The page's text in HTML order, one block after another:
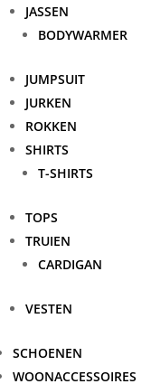
JASSEN
BODYWARMER
JUMPSUIT
JURKEN
ROKKEN
SHIRTS
T-SHIRTS
TOPS
TRUIEN
CARDIGAN
VESTEN
SCHOENEN
WOONACCESSOIRES